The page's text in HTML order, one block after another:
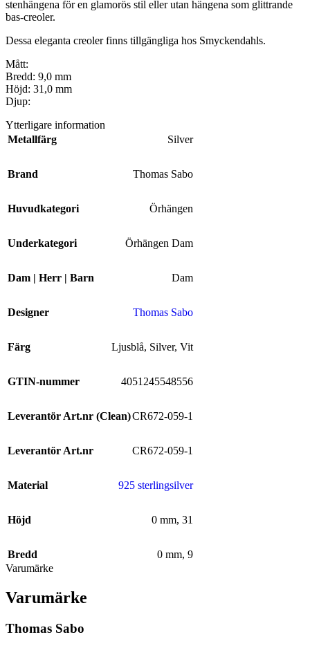
stenhängena för en glamorös stil eller utan hängena som glittrande
bas-creoler.
Dessa eleganta creoler finns tillgängliga hos Smyckendahls.
Mått:
Bredd: 9,0 mm
Höjd: 31,0 mm
Djup:
Ytterligare information
Metallfärg
Silver
Brand Thomas Sabo
Huvudkategori Örhängen
Underkategori Örhängen Dam
Dam | Herr | Barn Dam
Designer Thomas Sabo
Färg Ljusblå, Silver, Vit
GTIN-nummer 4051245548556
Leverantör Art.nr (Clean)CR672-059-1
Leverantör Art.nr CR672-059-1
Material 925 sterlingsilver
Höjd 0 mm, 31
Bredd 0 mm, 9
Varumärke
Varumärke
Thomas Sabo